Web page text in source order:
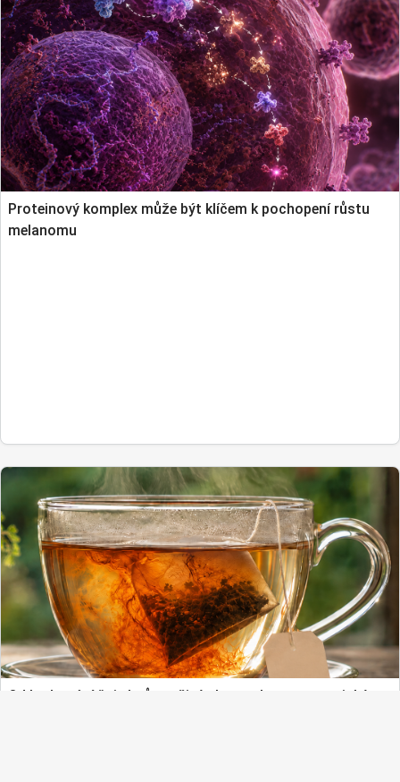
Proteinový komplex může být klíčem k pochopení růstu
melanomu
Od louhování čaje k růstu živé chrupavky: matematické